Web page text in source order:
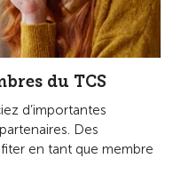
du TCS
d’importantes
Des
en tant que membre